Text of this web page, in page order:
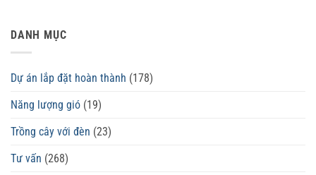
DANH MỤC
Dự án lắp đặt hoàn thành (178)
Năng lượng gió (19)
Trồng cây với đèn (23)
Tư vấn (268)